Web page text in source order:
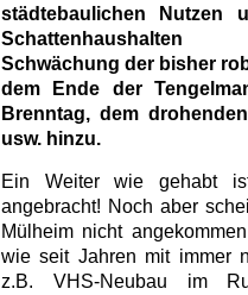
städtebaulichen Nutzen
Schattenhaushalten
Schwächung der bisher
dem Ende der
Brenntag, dem
usw. hinzu.
Ein Weiter wie gehabt
angebracht! Noch aber
Mülheim nicht
wie seit Jahren mit immer
z.B. VHS-Neubau im